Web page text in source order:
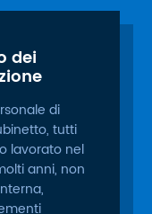
dei
di
tutti
lavorato nel
anni, non